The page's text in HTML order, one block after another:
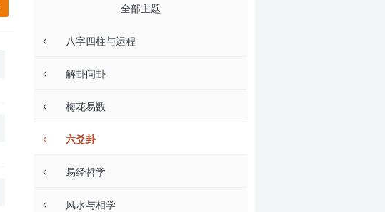
全部主题
八字四柱与运程
解卦问卦
梅花易数
六爻卦
易经哲学
风水与相学